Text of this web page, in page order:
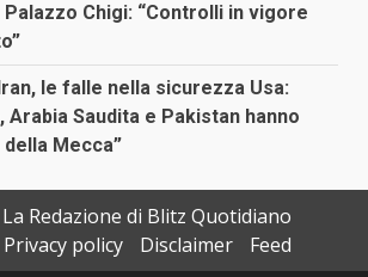
Chigi: “Controlli in vigore
le falle nella sicurezza Usa:
Arabia Saudita e Pakistan hanno
Mecca”
La Redazione di Blitz Quotidiano
Privacy policy Disclaimer Feed